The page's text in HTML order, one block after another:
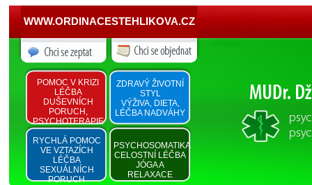
WWW.ORDINACESTEHLIKOVA.CZ
POMOC V KRIZI
LÉČBA
DUŠEVNÍCH
PORUCH,
PSYCHOTERAPIE
ZDRAVÝ ŽIVOTNÍ
STYL
VÝŽIVA, DIETA,
LÉČBA NADVÁHY
RYCHLÁ POMOC
VE VZTAZÍCH
LÉČBA
SEXUÁLNÍCH
PORUCH
PSYCHOSOMATIKA
CELOSTNÍ LÉČBA
JÓGA A
RELAXACE